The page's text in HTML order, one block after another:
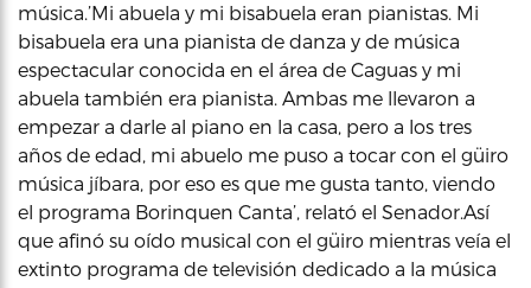
música.’Mi abuela y mi bisabuela eran pianistas. Mi
bisabuela era una pianista de danza y de música
espectacular conocida en el área de Caguas y mi
abuela también era pianista. Ambas me llevaron a
empezar a darle al piano en la casa, pero a los tres
años de edad, mi abuelo me puso a tocar con el güiro
música jíbara, por eso es que me gusta tanto, viendo
el programa Borinquen Canta’, relató el Senador.Así
que afinó su oído musical con el güiro mientras veía el
extinto programa de televisión dedicado a la música